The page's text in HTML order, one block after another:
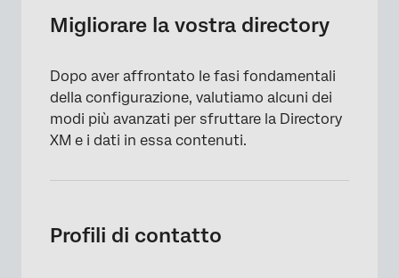
Profili di contatto
Raccogliere dati sull’esperienza
Dati transazionali × close
Colmare le lacune con flussi di lavoro
Liste di controllo amministrative
Migliorare la vostra directory
Dopo aver affrontato le fasi fondamentali
della configurazione, valutiamo alcuni dei
modi più avanzati per sfruttare la Directory
XM e i dati in essa contenuti.
Profili di contatto